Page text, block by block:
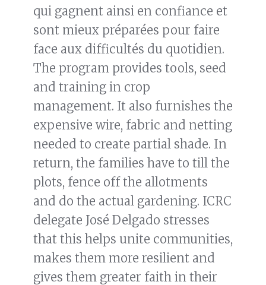
qui gagnent ainsi en confiance et
sont mieux préparées pour faire
face aux difficultés du quotidien.
The program provides tools, seed
and training in crop
management. It also furnishes the
expensive wire, fabric and netting
needed to create partial shade. In
return, the families have to till the
plots, fence off the allotments
and do the actual gardening. ICRC
delegate José Delgado stresses
that this helps unite communities,
makes them more resilient and
gives them greater faith in their